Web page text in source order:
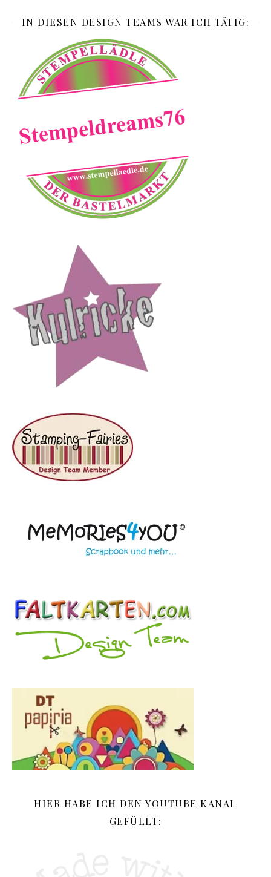
IN DIESEN DESIGN TEAMS WAR ICH TÄTIG:
HIER HABE ICH DEN YOUTUBE KANAL
GEFÜLLT: